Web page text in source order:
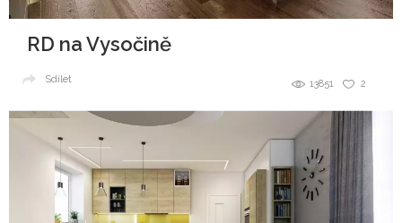
RD na Vysočině
2
13851
Sdílet